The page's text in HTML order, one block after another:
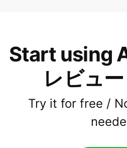
Start using
レビュ
Try it for free /